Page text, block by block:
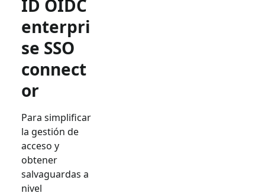
ID OIDC
enterpri
se SSO
connect
or
Para simplificar
la gestión de
acceso y
obtener
salvaguardas a
nivel